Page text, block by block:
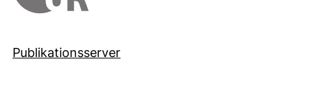
Publikationsserver